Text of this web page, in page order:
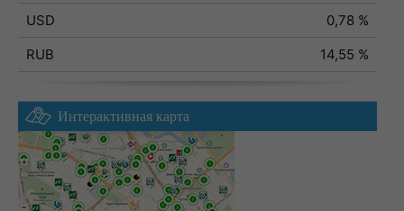
USD
0,78 %
RUB
14,55 %
Интерактивная карта